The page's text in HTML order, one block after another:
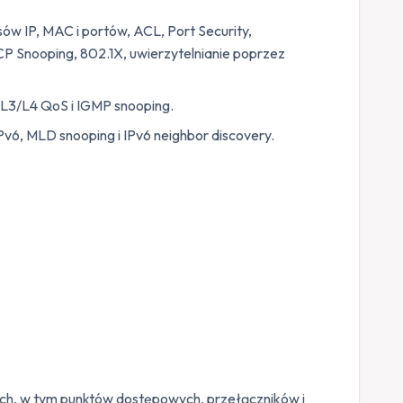
IP, MAC i portów, ACL, Port Security,
Snooping, 802.1X, uwierzytelnianie poprzez
L4 QoS i IGMP snooping.
MLD snooping i IPv6 neighbor discovery.
w tym punktów dostępowych, przełączników i